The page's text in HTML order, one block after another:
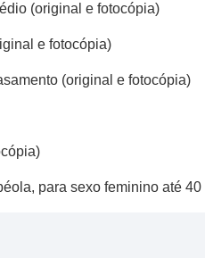
(original e fotocópia)
e fotocópia)
(original e fotocópia)
para sexo feminino até